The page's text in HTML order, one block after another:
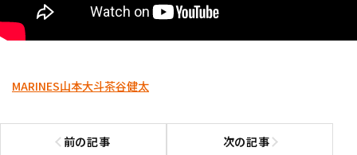
MARINES山本大斗茶谷健太
前の記事
前の記事へ 次の記事次の記事へ